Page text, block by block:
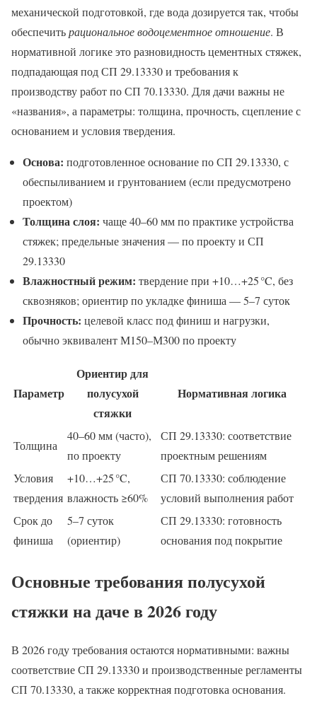
механической подготовкой, где вода дозируется так, чтобы
обеспечитьрациональное водоцементное отношение. В
нормативной логике это разновидность цементных стяжек,
подпадающая под СП 29.13330 и требования к
производству работ по СП 70.13330. Для дачи важны не
«названия», а параметры: толщина, прочность, сцепление с
основанием и условия твердения.
Основа: подготовленное основание по СП 29.13330, с
обеспыливанием и грунтованием (если предусмотрено
проектом)
Толщина слоя: чаще 40–60 мм по практике устройства
стяжек; предельные значения — по проекту и СП
29.13330
Влажностный режим: твердение при +10…+25 °C, без
сквозняков; ориентир по укладке финиша — 5–7 суток
Прочность: целевой класс под финиш и нагрузки,
обычно эквивалент М150–М300 по проекту
Параметр
Ориентир для
полусухой
стяжки
Нормативная логика
Толщина
40–60 мм (часто),
по проекту
СП 29.13330: соответствие
проектным решениям
Условия
твердения
+10…+25 °C,
влажность ≥60%
СП 70.13330: соблюдение
условий выполнения работ
Срок до
финиша
5–7 суток
(ориентир)
СП 29.13330: готовность
основания под покрытие
Основные требования полусухой
стяжки на даче в 2026 году
В 2026 году требования остаются нормативными: важны
соответствие СП 29.13330 и производственные регламенты
СП 70.13330, а также корректная подготовка основания.